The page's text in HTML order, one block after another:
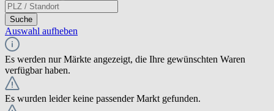
Suche
Auswahl aufheben
Es werden nur Märkte angezeigt, die Ihre gewünschten Waren
verfügbar haben.
Es wurden leider keine passender Markt gefunden.